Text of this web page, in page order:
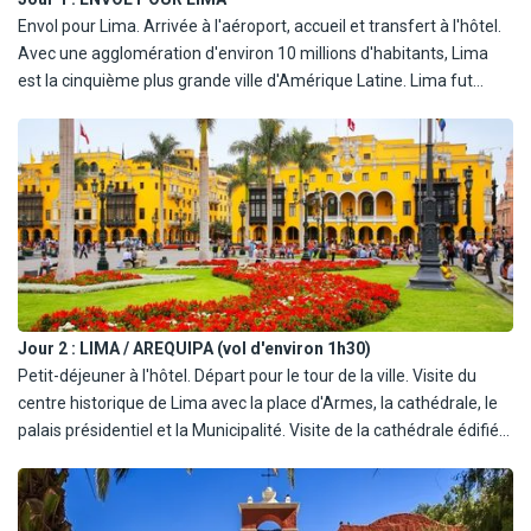
Envol pour Lima. Arrivée à l'aéroport, accueil et transfert à l'hôtel.
Avec une agglomération d'environ 10 millions d'habitants, Lima
est la cinquième plus grande ville d'Amérique Latine. Lima fut
sous le nom de "la Ciudad de los Reyes" (la cité des Rois). Son
centre-ville a été classé dans le patrimoine mondial de l'Unesco en
1991. C'est une capitale, cœur commercial, financier, culturel et
politique du Pérou. Dîner libre. Nuit à votre hôtel.
Jour 2 : LIMA / AREQUIPA (vol d'environ 1h30)
Petit-déjeuner à l'hôtel. Départ pour le tour de la ville. Visite du
centre historique de Lima avec la place d'Armes, la cathédrale, le
palais présidentiel et la Municipalité. Visite de la cathédrale édifiée
Malgré une façade relativement austère, elle garde en son
intérieur de belles stèles en bois taillé dans le chœur. Continuation